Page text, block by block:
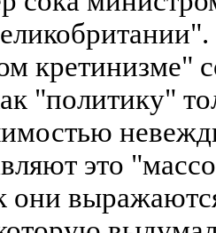
кретинизме"
"политику"
это
они